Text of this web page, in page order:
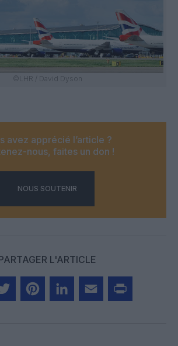
©LHR / David Dyson
avez apprécié l’article ?
nous, faites un don !
NOUS SOUTENIR
L'ARTICLE